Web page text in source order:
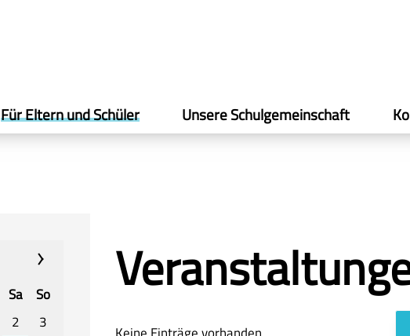
Für Eltern und Schüler Unsere Schulgemeinschaft
Sa
So
2
3